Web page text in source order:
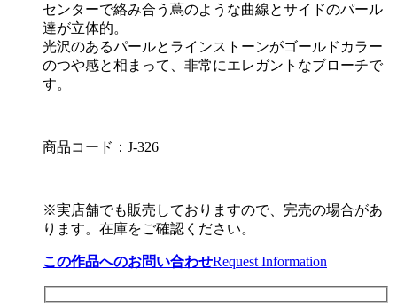
センターで絡み合う蔦のような曲線とサイドのパール
達が立体的。
光沢のあるパールとラインストーンがゴールドカラー
のつや感と相まって、非常にエレガントなブローチで
す。
商品コード：J-326
※実店舗でも販売しておりますので、完売の場合があ
ります。在庫をご確認ください。
この作品へのお問い合わせRequest Information